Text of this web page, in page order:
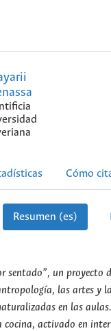
Cómo
Resumen (es)
sentado”, un proyecto
las artes y
en las
cocina, activado en